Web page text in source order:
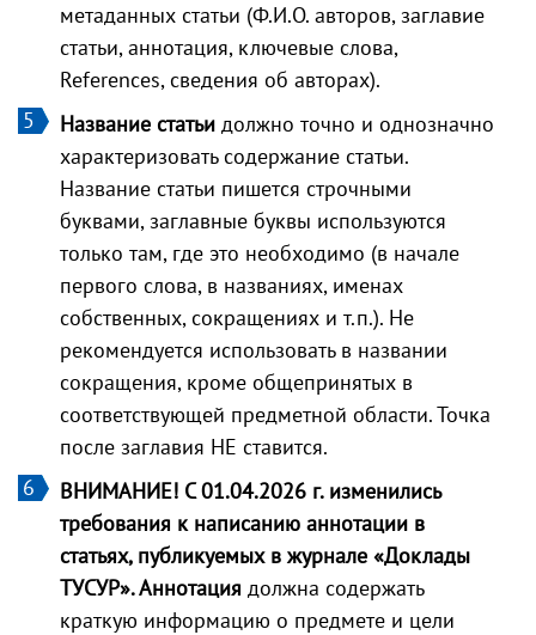
метаданных статьи (Ф.И.О. авторов, заглавие
статьи, аннотация, ключевые слова,
References, сведения об авторах).
Название статьи должно точно и однозначно
характеризовать содержание статьи.
Название статьи пишется строчными
буквами, заглавные буквы используются
только там, где это необходимо (в начале
первого слова, в названиях, именах
собственных, сокращениях и т.п.). Не
рекомендуется использовать в названии
сокращения, кроме общепринятых в
соответствующей предметной области. Точка
после заглавия НЕ ставится.
ВНИМАНИЕ! С 01.04.2026 г. изменились
требования к написанию аннотации в
статьях, публикуемых в журнале «Доклады
ТУСУР». Аннотация должна содержать
краткую информацию о предмете и цели